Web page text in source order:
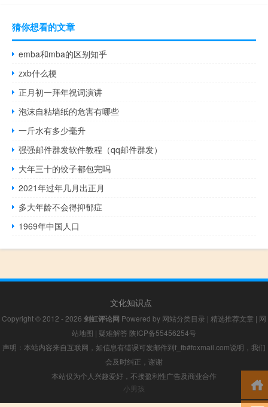
猜你想看的文章
emba和mba的区别知乎
zxb什么梗
正月初一拜年祝词演讲
泡沫自粘墙纸的危害有哪些
一斤水有多少毫升
强强邮件群发软件教程（qq邮件群发）
大年三十的饺子都包完吗
2021年过年几月出正月
多大年龄不会得抑郁症
1969年中国人口
文化知识点
Copyright © 2012 - 2026 剑虹评论网 Powered by 网站分类目录 | 精选推荐文章 | 网
站地图 | 疑难解答 陕ICP备55456254号
声明：本站内容来自互联网，如信息有错误可发邮件到f_fb#foxmail.com说明，我们
会及时纠正，谢谢
本站仅为个人兴趣爱好，不接盈利性广告及商业合作
小男孩